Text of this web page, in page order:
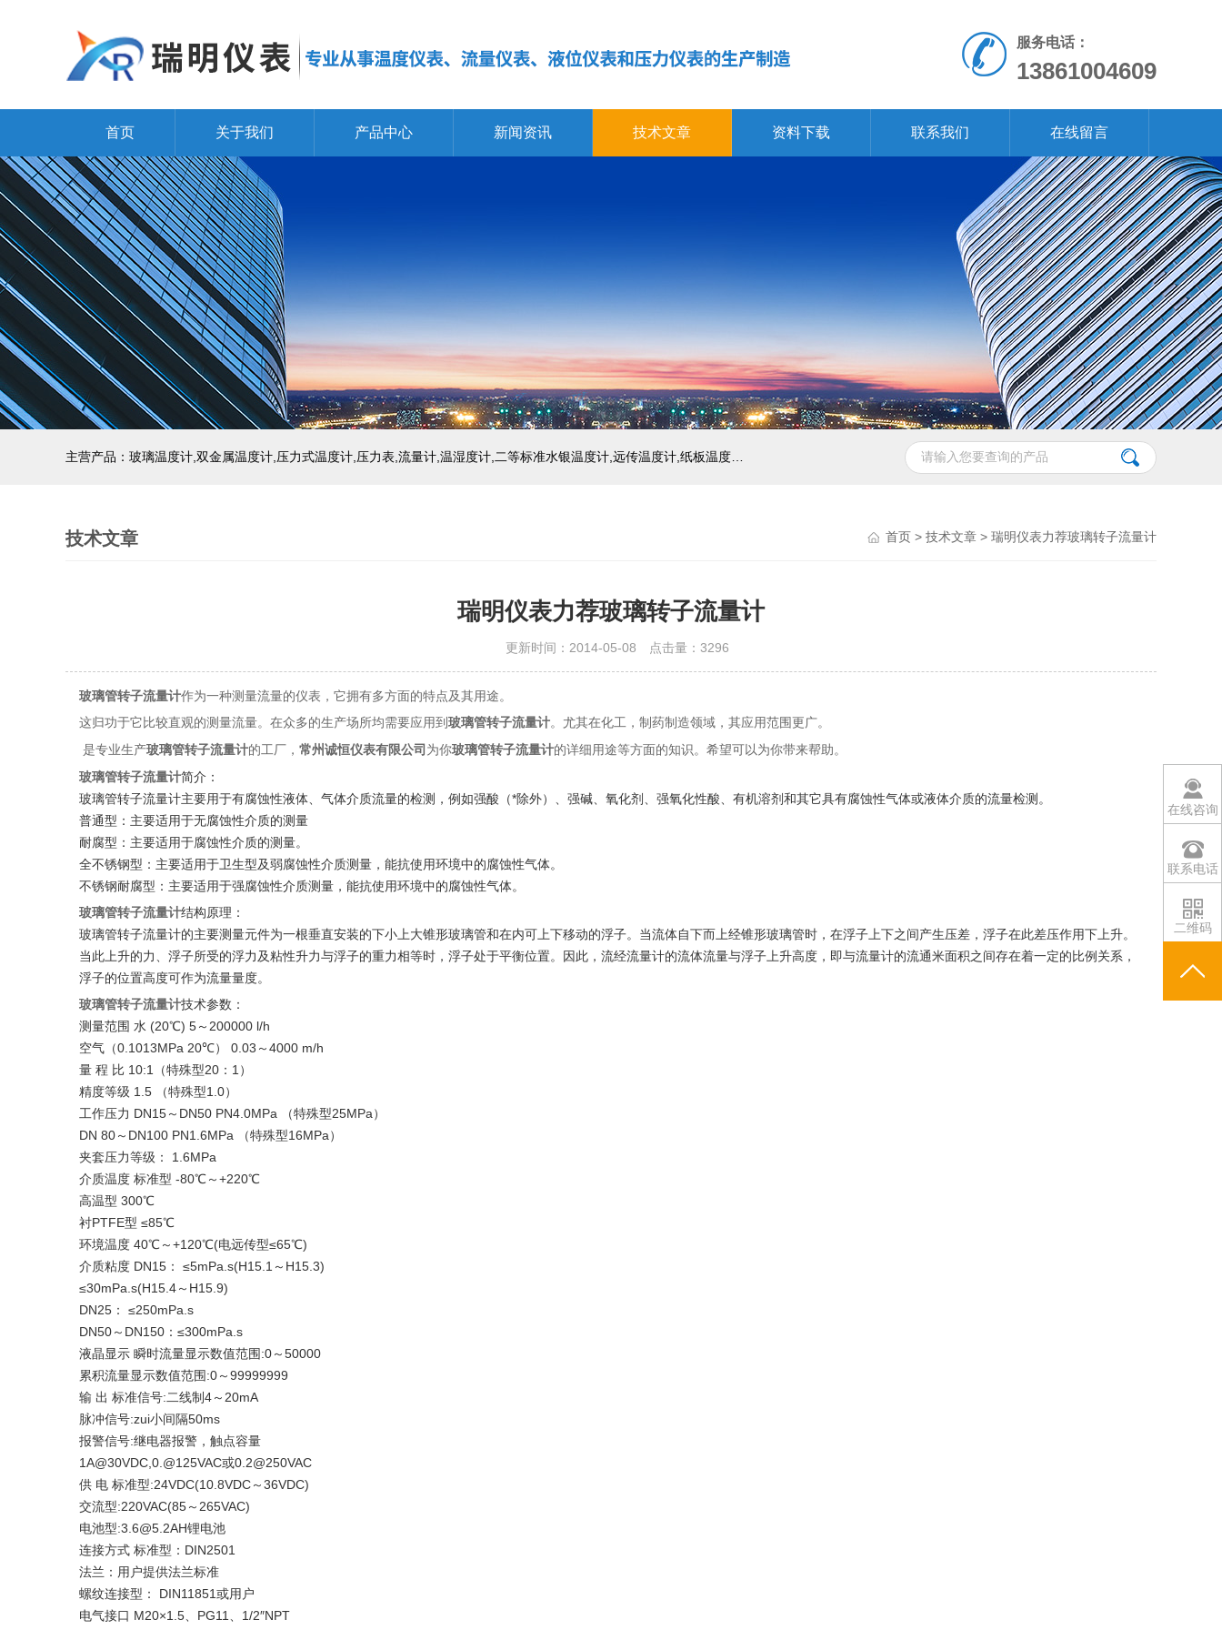
服务电话：
13861004609
首页 关于我们 产品中心 新闻资讯 技术文章 资料下载 联系我们 在线留言
技术文章 首页 > 技术文章 > 瑞明仪表力荐玻璃转子流量计
瑞明仪表力荐玻璃转子流量计
更新时间：2014-05-08 点击量： 3296
玻璃管转子流量计作为一种测量流量的仪表，它拥有多方面的特点及其用途。
这归功于它比较直观的测量流量。在众多的生产场所均需要应用到 玻璃管转子流量计。尤其在化工，制药制造领域，其应用范围更广。
是专业生产玻璃管转子流量计的工厂， 常州诚恒仪表有限公司 为你玻璃管转子流量计的详细用途等方面的知识。希望可以为你带来帮助。
玻璃管转子流量计简介：
玻璃管转子流量计主要用于有腐蚀性液体、气体介质流量的检测，例如强酸（*除外）、强碱、氧化剂、强氧化性酸、有机溶剂和其它具有腐蚀性气体或液体介质的流量检测。
普通型：主要适用于无腐蚀性介质的测量
耐腐型：主要适用于腐蚀性介质的测量。
全不锈钢型：主要适用于卫生型及弱腐蚀性介质测量，能抗使用环境中的腐蚀性气体。
不锈钢耐腐型：主要适用于强腐蚀性介质测量，能抗使用环境中的腐蚀性气体。
玻璃管转子流量计结构原理：
玻璃管转子流量计的主要测量元件为一根垂直安装的下小上大锥形玻璃管和在内可上下移动的浮子。当流体自下而上经锥形玻璃管时，在浮子上下之间产生压差，浮子在此差压作用下上升。
当此上升的力、浮子所受的浮力及粘性升力与浮子的重力相等时，浮子处于平衡位置。因此，流经流量计的流体流量与浮子上升高度，即与流量计的流通米面积之间存在着一定的比例关系，
浮子的位置高度可作为流量量度。
玻璃管转子流量计技术参数：
测量范围 水 (20℃) 5～200000 l/h
空气（0.1013MPa 20℃） 0.03～4000 m/h
量 程 比 10:1（特殊型20：1）
精度等级 1.5 （特殊型1.0）
工作压力 DN15～DN50 PN4.0MPa （特殊型25MPa）
DN 80～DN100 PN1.6MPa （特殊型16MPa）
夹套压力等级： 1.6MPa
介质温度 标准型 -80℃～+220℃
高温型 300℃
衬PTFE型 ≤85℃
环境温度 40℃～+120℃(电远传型≤65℃)
介质粘度 DN15： ≤5mPa.s(H15.1～H15.3)
≤30mPa.s(H15.4～H15.9)
DN25： ≤250mPa.s
DN50～DN150：≤300mPa.s
液晶显示 瞬时流量显示数值范围:0～50000
累积流量显示数值范围:0～99999999
输 出 标准信号:二线制4～20mA
脉冲信号:zui小间隔50ms
报警信号:继电器报警，触点容量
1A@30VDC,0.@125VAC或0.2@250VAC
供 电 标准型:24VDC(10.8VDC～36VDC)
交流型:220VAC(85～265VAC)
电池型:3.6@5.2AH锂电池
连接方式 标准型：DIN2501
法兰：用户提供法兰标准
螺纹连接型： DIN11851或用户
电气接口 M20×1.5、PG11、1/2″NPT
在线咨询
联系电话
二维码